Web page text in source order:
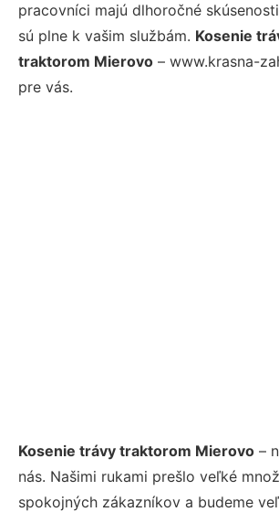
pracovníci majú dlhoročné
sú plne k vašim službám. Kosenie
traktorom Mierovo – www.krasna-
pre vás.
Kosenie trávy traktorom Mierovo –
nás. Našimi rukami prešlo veľké
spokojných zákazníkov a budeme